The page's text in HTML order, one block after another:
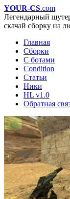
YOUR-CS.com
Легендарный
скачай сборку на
Главная
Сборки
С ботами
Condition
Статьи
Ники
HL v1.0
Обратная